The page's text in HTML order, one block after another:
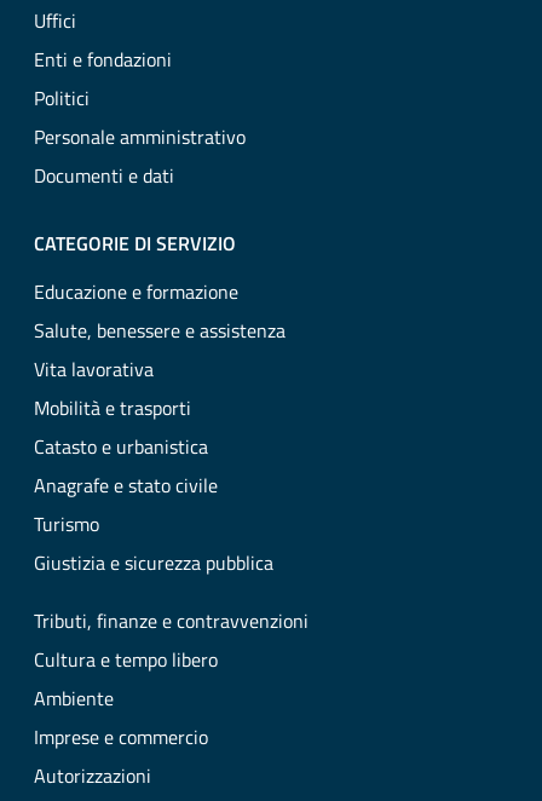
Uffici
Enti e fondazioni
Politici
Personale amministrativo
Documenti e dati
CATEGORIE DI SERVIZIO
Educazione e formazione
Salute, benessere e assistenza
Vita lavorativa
Mobilità e trasporti
Catasto e urbanistica
Anagrafe e stato civile
Turismo
Giustizia e sicurezza pubblica
Tributi, finanze e contravvenzioni
Cultura e tempo libero
Ambiente
Imprese e commercio
Autorizzazioni